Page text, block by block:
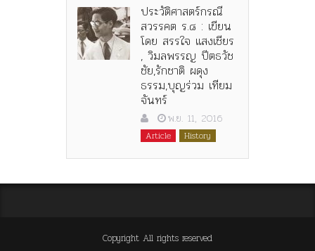
ประวัติศาสตร์กรณี
สวรรคต ร.๘ : เขียน
โดย สรรใจ แสงเชียร
, วิมลพรรญ ปีตธวัช
ชัย,รักชาติ ผดุง
ธรรม,บุญร่วม เทียม
จันทร์
พ.ย. 11, 2016
Article History
Copyright All rights reserved